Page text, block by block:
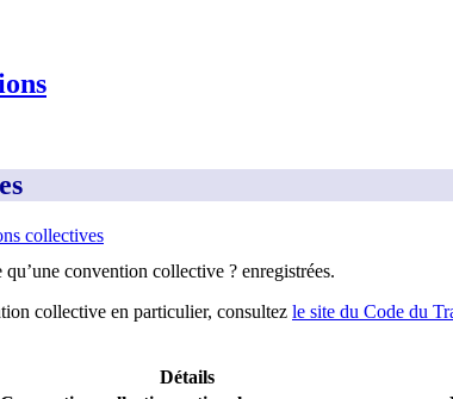
collectives
qu’une convention collective ? enregistrées.
collective en particulier, consultez le site du Code du
Détails